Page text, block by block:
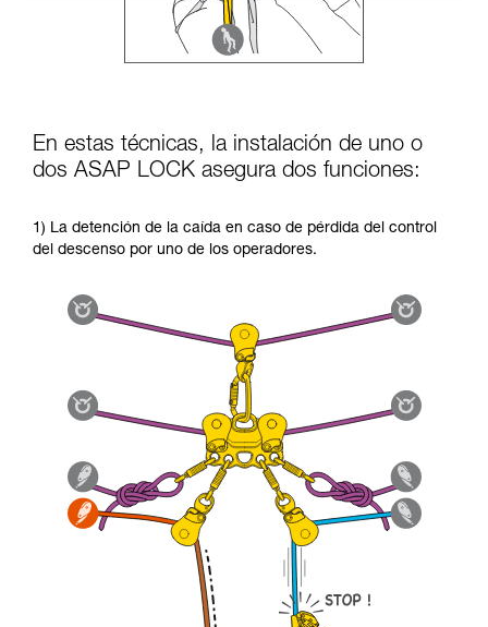
En estas técnicas, la instalación de uno o
dos ASAP LOCK asegura dos funciones:
1) La detención de la caída en caso de pérdida del control
del descenso por uno de los operadores.